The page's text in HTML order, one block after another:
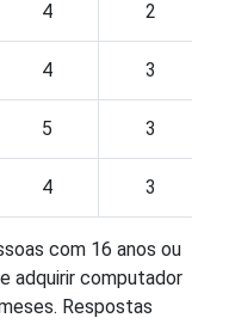
4 2
4 3
5 3
4 3
com 16 anos ou
adquirir computador
Respostas